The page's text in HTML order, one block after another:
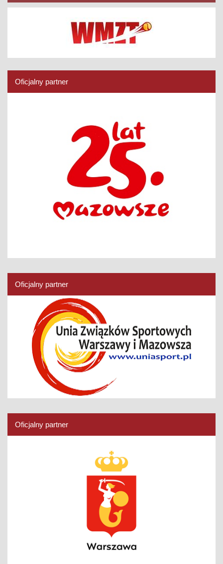
Oficjalny partner
Oficjalny partner
Oficjalny partner